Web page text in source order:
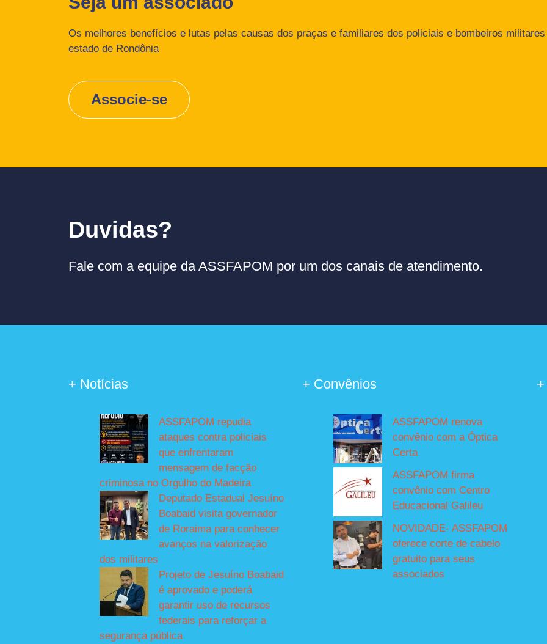
Os melhores benefícios e lutas pelas causas dos praças e familiares dos policiais e bombeiros militares
estado de Rondônia
Associe-se
Duvidas?
Fale com a equipe da ASSFAPOM por um dos canais de atendimento.
+ Notícias
ASSFAPOM repudia
ataques contra policiais
que enfrentaram
mensagem de facção
criminosa no Orgulho do Madeira
Deputado Estadual Jesuíno
Boabaid visita governador
de Roraima para conhecer
avanços na valorização
dos militares
Projeto de Jesuíno Boabaid
é aprovado e poderá
garantir uso de recursos
federais para reforçar a
segurança pública
+ Convênios
ASSFAPOM renova
convênio com a Óptica
Certa
ASSFAPOM firma
convênio com Centro
Educacional Galileu
NOVIDADE- ASSFAPOM
oferece corte de cabelo
gratuito para seus
associados